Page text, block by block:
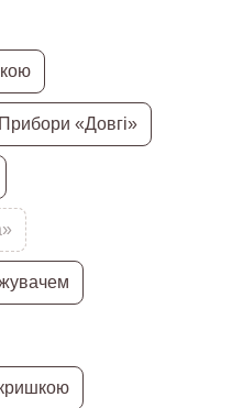
Прибори «Довгі»
кришкою